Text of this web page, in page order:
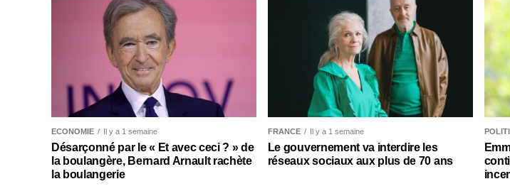
ECONOMIE Il y a 1 semaine
Désarçonné par le « Et avec ceci ? » de
la boulangère, Bernard Arnault rachète
la boulangerie
FRANCE Il y a 1 semaine
Le gouvernement va interdire les
réseaux sociaux aux plus de 70 ans